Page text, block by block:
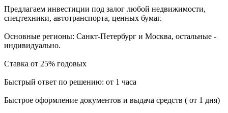
Предлагаем инвестиции под залог любой недвижимости,
спецтехники, автотранспорта, ценных бумаг.
Основные регионы: Санкт-Петербург и Москва, остальные -
индивидуально.
Ставка от 25% годовых
Быстрый ответ по решению: от 1 часа
Быстрое оформление документов и выдача средств ( от 1 дня)